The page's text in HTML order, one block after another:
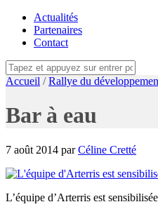
Actualités
Partenaires
Contact
Accueil /Rallye du
Bar à eau
7 août 2014 parCéline Cretté
L’équipe d’Arterris est